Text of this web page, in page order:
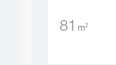
81 m2